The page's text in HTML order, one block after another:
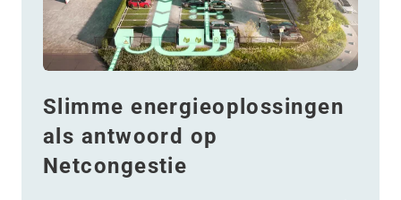
Slimme energieoplossingen
als antwoord op
Netcongestie